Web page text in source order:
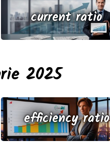
current ratio
2025
efficiency ratio